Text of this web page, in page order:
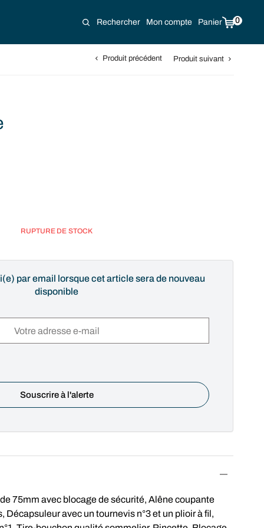
Rechercher Mon compte Panier 0
Produit précédent Produit suivant
RUPTURE DE STOCK
par email lorsque cet article sera de nouveau
disponible
75mm avec blocage de sécurité, Alêne coupante
Décapsuleur avec un tournevis n°3 et un plioir à fil,